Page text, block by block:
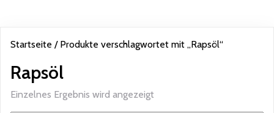
Startseite / Produkte verschlagwortet mit „Rapsöl“
Rapsöl
Einzelnes Ergebnis wird angezeigt